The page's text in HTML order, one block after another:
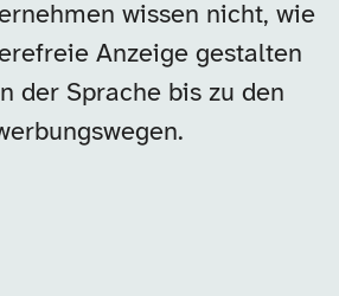
wissen nicht, wie
Anzeige gestalten
der Sprache bis zu den